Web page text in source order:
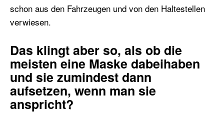
schon aus den Fahrzeugen und von den Haltestellen
verwiesen.
Das klingt aber so, als ob die
meisten eine Maske dabeihaben
und sie zumindest dann
aufsetzen, wenn man sie
anspricht?